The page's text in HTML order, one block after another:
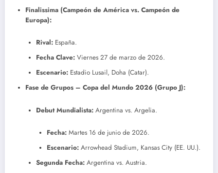
Finalissima (Campeón de América vs. Campeón de
Europa):
Rival: España.
Fecha Clave: Viernes 27 de marzo de 2026.
Escenario: Estadio Lusail, Doha (Catar).
Fase de Grupos – Copa del Mundo 2026 (Grupo J):
Debut Mundialista: Argentina vs. Argelia.
Fecha: Martes 16 de junio de 2026.
Escenario: Arrowhead Stadium, Kansas City (EE. UU.).
Segunda Fecha: Argentina vs. Austria.